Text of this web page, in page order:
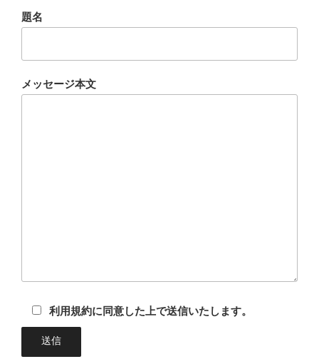
題名
メッセージ本文
利用規約に同意した上で送信いたします。